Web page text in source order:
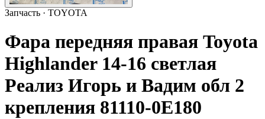
Запчасть · TOYOTA
Фара передняя правая Toyota
Highlander 14-16 светлая
Реализ Игорь и Вадим обл 2
крепления 81110-0E180